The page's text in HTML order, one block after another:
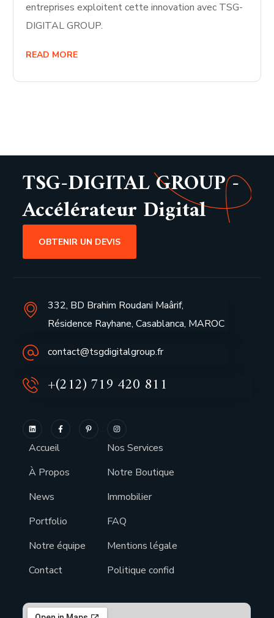
entreprises exploitent cette innovation avec TSG-
DIGITAL GROUP.
READ MORE
TSG-DIGITAL GROUP -
Accélérateur Digital
OBTENIR UN DEVIS
332, BD Brahim Roudani Maârif,
Résidence Rayhane, Casablanca, MAROC
contact@tsgdigitalgroup.fr
+(212) 719 420 811
Accueil
À Propos
News
Portfolio
Notre équipe
Contact
Nos Services
Notre Boutique
Immobilier
FAQ
Mentions légale
Politique confid